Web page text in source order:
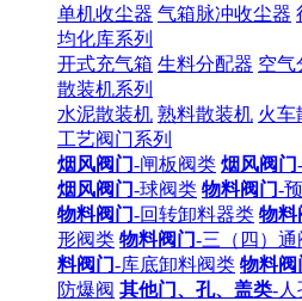
单机收尘器 气箱脉冲收尘器
均化库系列
开式充气箱 生料分配器 空气
散装机系列
水泥散装机 熟料散装机 火车
工艺阀门系列
烟风阀门-闸板阀类 烟风阀门
烟风阀门-球阀类 物料阀门-
物料阀门-回转卸料器类 物料
形阀类 物料阀门-三（四）通
料阀门-库底卸料阀类 物料阀
防爆阀 其他门、孔、盖类-人